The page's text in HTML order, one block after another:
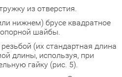
из отверстия.
нижнем) брусе квадратное
шайбы.
(их стандартная длина
длины, используя, при
гайку (рис. 5).